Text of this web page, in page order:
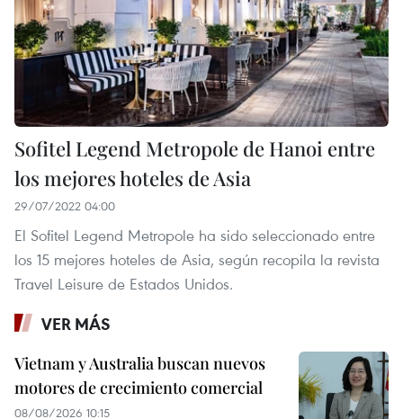
Sofitel Legend Metropole de Hanoi entre
los mejores hoteles de Asia
29/07/2022 04:00
El Sofitel Legend Metropole ha sido seleccionado entre
los 15 mejores hoteles de Asia, según recopila la revista
Travel Leisure de Estados Unidos.
VER MÁS
Vietnam y Australia buscan nuevos
motores de crecimiento comercial
08/08/2026 10:15